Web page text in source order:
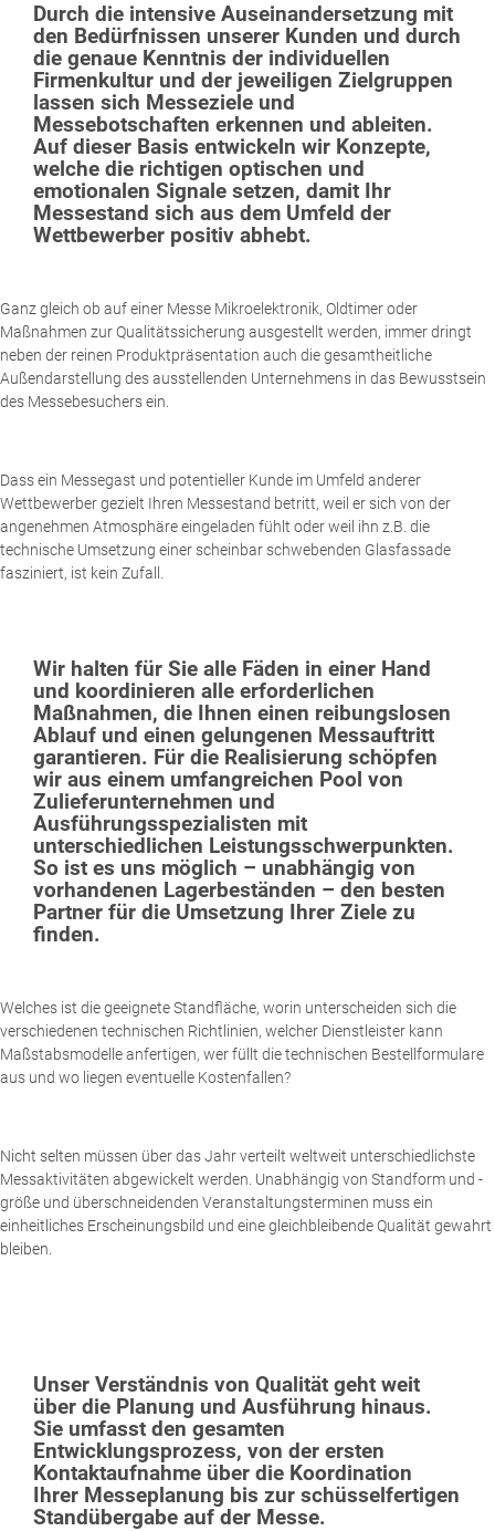
Durch die intensive Auseinandersetzung mit
den Bedürfnissen unserer Kunden und durch
die genaue Kenntnis der individuellen
Firmenkultur und der jeweiligen Zielgruppen
lassen sich Messeziele und
Messebotschaften erkennen und ableiten.
Auf dieser Basis entwickeln wir Konzepte,
welche die richtigen optischen und
emotionalen Signale setzen, damit Ihr
Messestand sich aus dem Umfeld der
Wettbewerber positiv abhebt.
Ganz gleich ob auf einer Messe Mikroelektronik, Oldtimer oder
Maßnahmen zur Qualitätssicherung ausgestellt werden, immer dringt
neben der reinen Produktpräsentation auch die gesamtheitliche
Außendarstellung des ausstellenden Unternehmens in das Bewusstsein
des Messebesuchers ein.
Dass ein Messegast und potentieller Kunde im Umfeld anderer
Wettbewerber gezielt Ihren Messestand betritt, weil er sich von der
angenehmen Atmosphäre eingeladen fühlt oder weil ihn z.B. die
technische Umsetzung einer scheinbar schwebenden Glasfassade
fasziniert, ist kein Zufall.
Wir halten für Sie alle Fäden in einer Hand
und koordinieren alle erforderlichen
Maßnahmen, die Ihnen einen reibungslosen
Ablauf und einen gelungenen Messauftritt
garantieren. Für die Realisierung schöpfen
wir aus einem umfangreichen Pool von
Zulieferunternehmen und
Ausführungsspezialisten mit
unterschiedlichen Leistungsschwerpunkten.
So ist es uns möglich – unabhängig von
vorhandenen Lagerbeständen – den besten
Partner für die Umsetzung Ihrer Ziele zu
finden.
Welches ist die geeignete Standfläche, worin unterscheiden sich die
verschiedenen technischen Richtlinien, welcher Dienstleister kann
Maßstabsmodelle anfertigen, wer füllt die technischen Bestellformulare
aus und wo liegen eventuelle Kostenfallen?
Nicht selten müssen über das Jahr verteilt weltweit unterschiedlichste
Messaktivitäten abgewickelt werden. Unabhängig von Standform und -
größe und überschneidenden Veranstaltungsterminen muss ein
einheitliches Erscheinungsbild und eine gleichbleibende Qualität gewahrt
bleiben.
Unser Verständnis von Qualität geht weit
über die Planung und Ausführung hinaus.
Sie umfasst den gesamten
Entwicklungsprozess, von der ersten
Kontaktaufnahme über die Koordination
Ihrer Messeplanung bis zur schüsselfertigen
Standübergabe auf der Messe.